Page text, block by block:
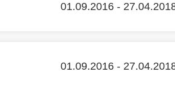
01.09.2016 -
01.09.2016 -